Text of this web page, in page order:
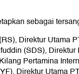
sebagai
Direktur Utama
(SDS),
Pertamina